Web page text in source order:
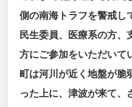
側の南海トラフを警戒し
民生委員、医療系の方、
方にご参加をいただいて
町は河川が近く地盤が脆
った上に、津波が来て、